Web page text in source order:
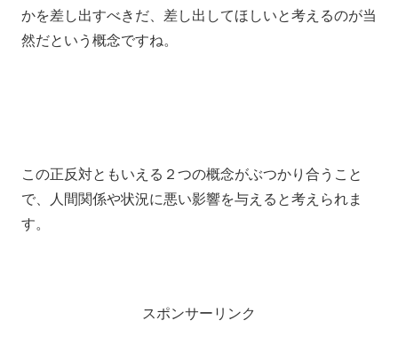
かを差し出すべきだ、差し出してほしいと考えるのが当
然だという概念ですね。
この正反対ともいえる２つの概念がぶつかり合うこと
で、人間関係や状況に悪い影響を与えると考えられま
す。
スポンサーリンク